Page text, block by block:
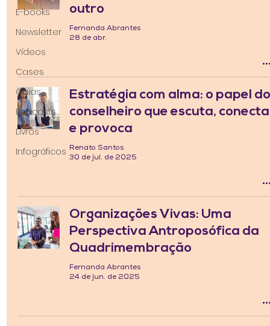
E-books
Newsletter
Vídeos
Cases
Guias
Podcasts
Livros
Infográficos
outro
Fernanda Abrantes
28 de abr.
Estratégia com alma: o papel
conselheiro que escuta, conecta
e provoca
Renato Santos
30 de jul. de 2025
Organizações Vivas: Uma
Perspectiva Antroposófica da
Quadrimembração
Fernanda Abrantes
24 de jun. de 2025